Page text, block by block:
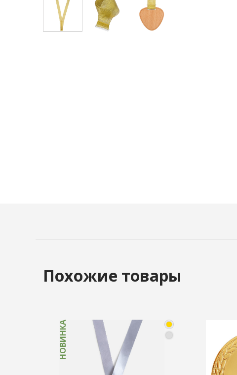
Похожие товары
НОВИНКА